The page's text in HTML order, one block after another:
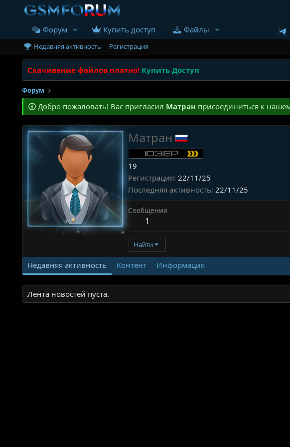
Форум Купить доступ Файлы
Недавняя активность Регистрация
Скачивание файлов платно! Купить Доступ
Форум
Добро пожаловать! Вас пригласил Матран присоединиться к
Матран
19
Регистрация 22/11/25
Последняя активность 22/11/25
Сообщения
1
Найти
Недавняя активность Контент Информация
Лента новостей пуста.